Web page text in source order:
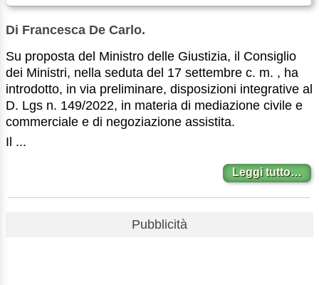
Di Francesca De Carlo.
Su proposta del Ministro delle Giustizia, il Consiglio
dei Ministri, nella seduta del 17 settembre c. m. , ha
introdotto, in via preliminare, disposizioni integrative al
D. Lgs n. 149/2022, in materia di mediazione civile e
commerciale e di negoziazione assistita.
Il ...
Leggi tutto…
Pubblicità